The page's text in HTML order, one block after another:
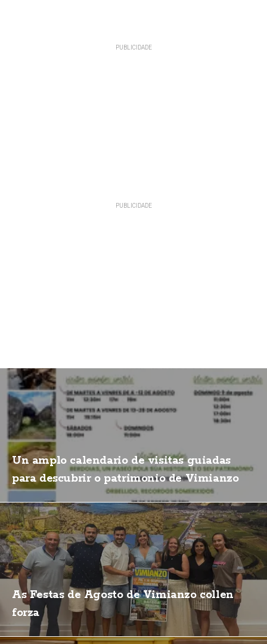
Un amplo calendario de visitas guiadas
para descubrir o patrimonio de Vimianzo
As Festas de Agosto de Vimianzo collen
forza